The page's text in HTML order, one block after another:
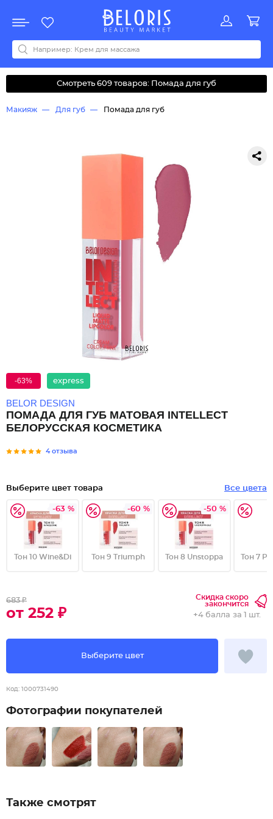
Акции
Все бренды
0-9ABCDEFGHIJKLMNOPQRSTUVWYZАБВДЗИМОКЛНПРСТУФ
Смотреть 609 товаров: Помада для губ
Макияж Для губ Помада для губ
-63% express
BELOR DESIGN
ПОМАДА ДЛЯ ГУБ МАТОВАЯ INTELLECT
БЕЛОРУССКАЯ КОСМЕТИКА
4 отзыва
Выберите цвет товара Все цвета
-63 %
Тон 10 Wine&Di
-60 %
Тон 9 Triumph
-50 %
Тон 8 Unstoppa Тон 7
683 ₽
от 252 ₽
Скидка скоро
закончится
Выберите цвет
+4 балла за 1 шт.
Код: 1000731490
Фотографии покупателей
Также смотрят